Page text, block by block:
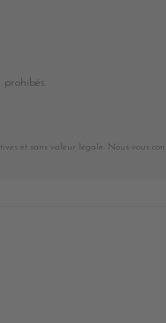
prohibés
et sans valeur légale. Nous vous